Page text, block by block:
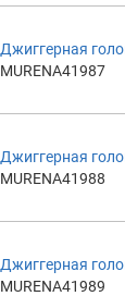
Джиггерная
MURENA41987
Джиггерная
MURENA41988
Джиггерная
MURENA41989